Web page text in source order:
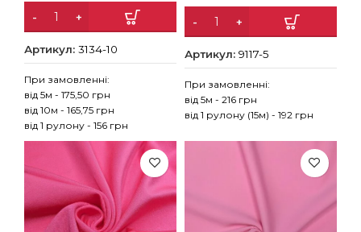
Артикул:3134-10
При замовленні:
від 5м - 175,50 грн
від 10м - 165,75 грн
від 1 рулону - 156 грн
Артикул: 9117-5
При замовленні:
від 5м - 216 грн
від 1 рулону (15м) - 192 грн